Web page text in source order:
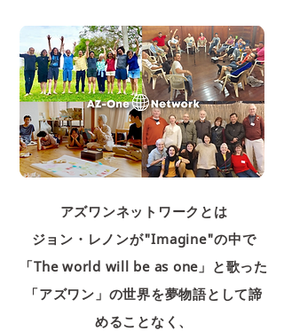
た小野雅司さんが仲間とともに育んでき
た都市型コミュニティです。 今回の旅で
何より大きな収穫は、小野さんとゆっく
り語り合えたことでした。 以前から小野
さんのnoteを拝読し、その誠実な文章に
深く共感していました。 自分の内面と向
き合い、その過程を率直に言葉にするこ
とは決して容易ではありません。 だから
こそ、そのような営み
アズワンネットワークとは
ジョン・レノンが"Imagine"の中で
「The world will be as one」と歌った
「アズワン」の世界を夢物語として諦
めることなく、